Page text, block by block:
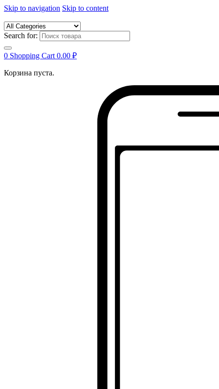
Skip to navigation Skip to content
Search for:
0 Shopping Cart 0.00 ₽
Корзина пуста.